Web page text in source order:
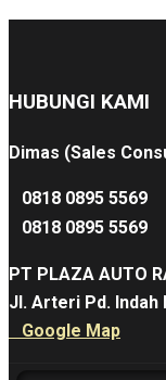
HUBUNGI KAMI
Dimas (Sales
0818 0895 5569
0818 0895 5569
PT PLAZA AUTO
Jl. Arteri Pd. Indah
Google Map